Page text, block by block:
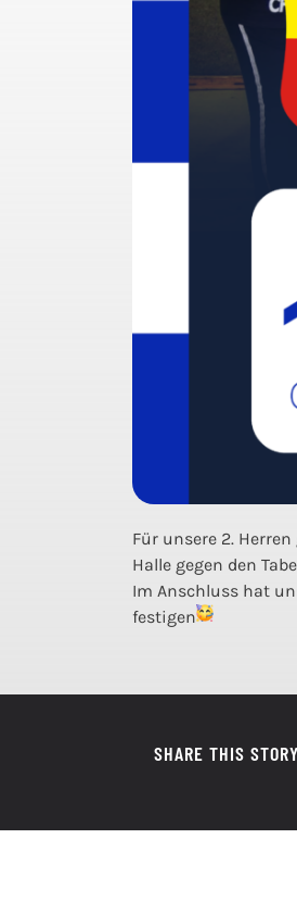
Für unsere 2.
Halle gegen den
Im Anschluss hat
festigen
SHARE THIS